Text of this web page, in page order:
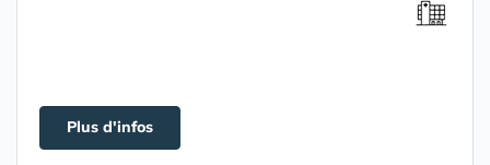
Plus d'infos